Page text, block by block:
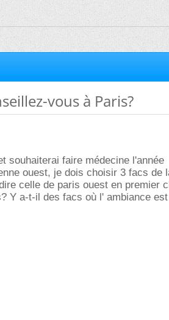
vous à Paris?
souhaiterai faire médecine l'année
ouest, je dois choisir 3 facs de
celle de paris ouest en premier
Y a-t-il des facs où l' ambiance est